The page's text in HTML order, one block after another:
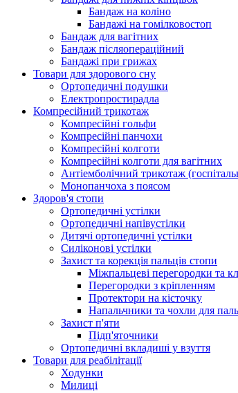
Бандаж на коліно
Бандажі на гомілковостоп
Бандаж для вагітних
Бандаж післяопераційний
Бандажі при грижах
Товари для здорового сну
Ортопедичні подушки
Електропростирадла
Компресійний трикотаж
Компресійні гольфи
Компресійні панчохи
Компресійні колготи
Компресійні колготи для вагітних
Антіемболічний трикотаж
Монопанчоха з поясом
Здоров'я стопи
Ортопедичні устілки
Ортопедичні напівустілки
Дитячі ортопедичні устілки
Силіконові устілки
Захист та корекція пальців стопи
Міжпальцеві перегородки та
Перегородки з кріпленням
Протектори на кісточку
Напальчники та чохли для
Захист п'яти
Підп'яточники
Ортопедичні вкладиші у взуття
Товари для реабілітації
Ходунки
Милиці